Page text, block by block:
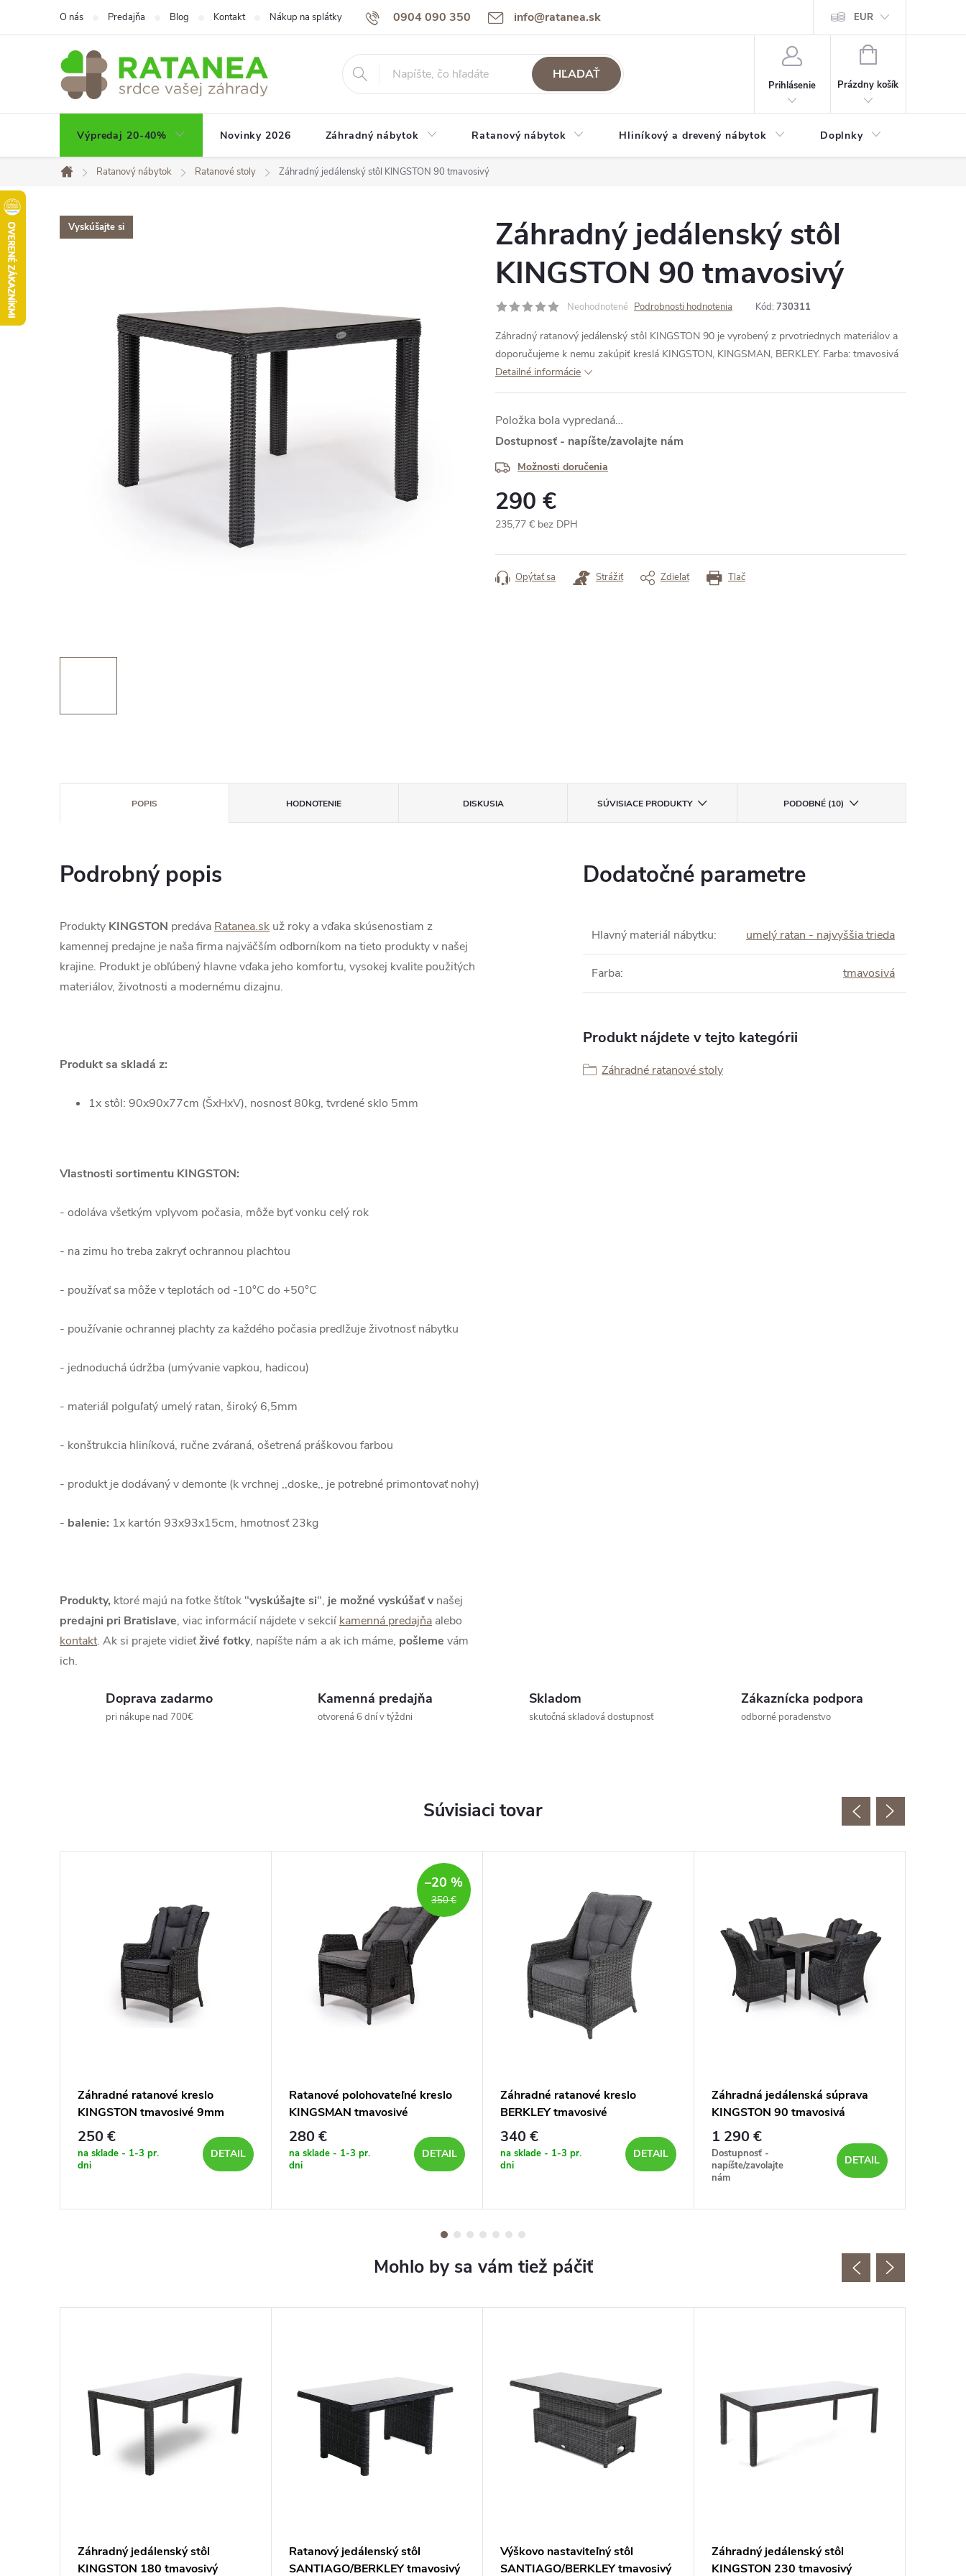
0904 090 350 info@ratanea.sk
O nás Predajňa Blog Kontakt Nákup na splátky Reklamácie a záruka Obchodné podmienky Podmienky ochrany osobných údajov Doprava a platba Veľkoobchod - import
EUR
HĽADAŤ
Prihlásenie
NÁKUPNÝ
Prázdny košík
Výpredaj 20-40% Novinky 2026 Záhradný nábytok Ratanový nábytok Hliníkový a drevený nábytok Doplnky
Domov
Ratanový nábytok Ratanové stoly Záhradný jedálenský stôl KINGSTON 90 tmavosivý
Vyskúšajte si
Záhradný jedálenský stôl
KINGSTON 90 tmavosivý
Neohodnotené Podrobnosti hodnotenia Kód: 730311
Záhradný ratanový jedálenský stôl KINGSTON 90 je vyrobený z prvotriednych materiálov a
doporučujeme k nemu zakúpiť kreslá KINGSTON, KINGSMAN, BERKLEY. Farba: tmavosivá
Detailné informácie
Položka bola vypredaná…
Dostupnosť - napíšte/zavolajte nám
Možnosti doručenia
290 €
235,77 € bez DPH
cena:
Tlač
Opýtať sa Strážiť Zdieľať
POPIS HODNOTENIE DISKUSIA SÚVISIACE PRODUKTY PODOBNÉ (10)
Podrobný popis
Produkty KINGSTON predáva Ratanea.sk už roky a vďaka skúsenostiam z
kamennej predajne je naša firma najväčším odborníkom na tieto produkty v našej
krajine. Produkt je obľúbený hlavne vďaka jeho komfortu, vysokej kvalite použitých
materiálov, životnosti a modernému dizajnu.
Produkt sa skladá z:
1x stôl: 90x90x77cm (ŠxHxV), nosnosť 80kg, tvrdené sklo 5mm
Vlastnosti sortimentu KINGSTON:
- odoláva všetkým vplyvom počasia, môže byť vonku celý rok
- na zimu ho treba zakryť ochrannou plachtou
- používať sa môže v teplotách od -10°C do +50°C
- používanie ochrannej plachty za každého počasia predlžuje životnosť nábytku
- jednoduchá údržba (umývanie vapkou, hadicou)
- materiál polguľatý umelý ratan, široký 6,5mm
- konštrukcia hliníková, ručne zváraná, ošetrená práškovou farbou
- produkt je dodávaný v demonte (k vrchnej ,,doske,, je potrebné primontovať nohy)
- balenie: 1x kartón 93x93x15cm, hmotnosť 23kg
Produkty, ktoré majú na fotke štítok "vyskúšajte si", je možné vyskúšaťvnašej
predajni pri Bratislave, viac informácií nájdete v sekcií kamenná predajňa alebo
kontakt. Ak si prajete vidieťživé fotky, napíšte nám a ak ich máme, pošleme vám
ich.
Dodatočné parametre
Hlavný materiál nábytku: umelý ratan - najvyššia trieda
Farba: tmavosivá
Produkt nájdete v tejto kategórii
Záhradné ratanové stoly
Doprava zadarmo
pri nákupe nad 700€
Kamenná predajňa
otvorená 6 dní v týždni
Skladom
skutočná skladová dostupnosť
Zákaznícka podpora
odborné poradenstvo
Súvisiaci tovar
Záhradné ratanové kreslo
KINGSTON tmavosivé 9mm
250 €
na sklade - 1-3 pr.
dni
DETAIL
350 €
–20 %
Ratanové polohovateľné kreslo
KINGSMAN tmavosivé
280 €
na sklade - 1-3 pr.
dni
DETAIL
Záhradné ratanové kreslo
BERKLEY tmavosivé
340 €
na sklade - 1-3 pr.
dni
DETAIL
Záhradná jedálenská súprava
KINGSTON 90 tmavosivá
1 290 €
Dostupnosť -
napíšte/zavolajte
nám
DETAIL
Záhradný jedálenský stôl
KINGSTON 180 tmavosivý
Ratanový jedálenský stôl
SANTIAGO/BERKLEY tmavosivý
Výškovo nastaviteľný stôl
SANTIAGO/BERKLEY tmavosivý
Záhradný jedálenský stôl
KINGSTON 230 tmavosivý